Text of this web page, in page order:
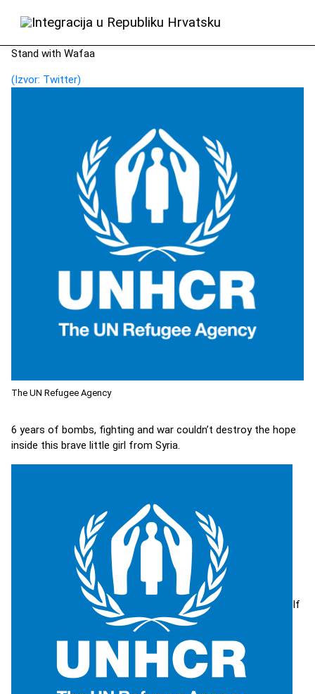
Stand with Wafaa
(Izvor: Twitter)
The UN Refugee Agency
6 years of bombs, fighting and war couldn’t destroy the hope
inside this brave little girl from Syria.
If